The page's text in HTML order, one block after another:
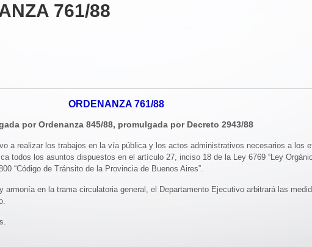
761/88
ORDENANZA 761/88
por Ordenanza 845/88, promulgada por Decreto 2943/88
a realizar los trabajos en la vía pública y los actos administrativos necesarios a los
todos los asuntos dispuestos en el artículo 27, inciso 18 de la Ley 6769 “Ley
“Código de Tránsito de la Provincia de Buenos Aires”.
armonía en la trama circulatoria general, el Departamento Ejecutivo arbitrará las